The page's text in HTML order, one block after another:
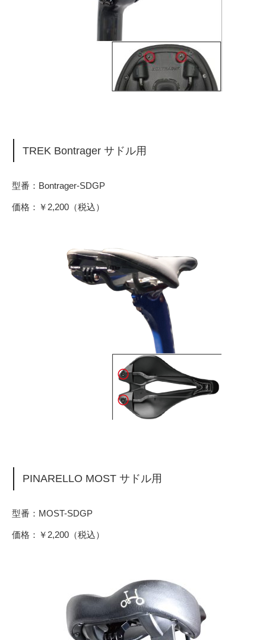
TREK Bontrager サドル用
型番：Bontrager-SDGP
価格：￥2,200（税込）
PINARELLO MOST サドル用
型番：MOST-SDGP
価格：￥2,200（税込）